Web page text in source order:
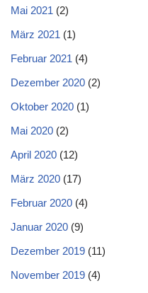
Mai 2021 (2)
März 2021 (1)
Februar 2021 (4)
Dezember 2020 (2)
Oktober 2020 (1)
Mai 2020 (2)
April 2020 (12)
März 2020 (17)
Februar 2020 (4)
Januar 2020 (9)
Dezember 2019 (11)
November 2019 (4)